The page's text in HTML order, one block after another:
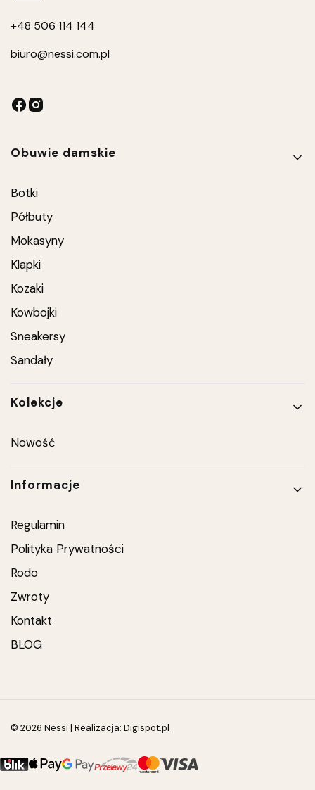
+48 506 114 144
biuro@nessi.com.pl
Linki w stopce
Obuwie damskie
Botki
Półbuty
Mokasyny
Klapki
Kozaki
Kowbojki
Sneakersy
Sandały
Kolekcje
Nowość
Informacje
Regulamin
Polityka Prywatności
Rodo
Zwroty
Kontakt
BLOG
© 2026 Nessi | Realizacja: Digispot.pl